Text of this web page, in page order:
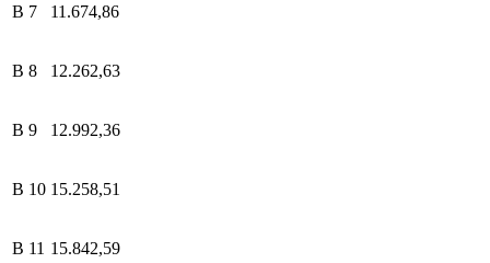
B 7 11.674,86
B 8 12.262,63
B 9 12.992,36
B 10 15.258,51
B 11 15.842,59